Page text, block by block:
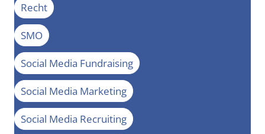
Recht
SMO
Social Media Fundraising
Social Media Marketing
Social Media Recruiting